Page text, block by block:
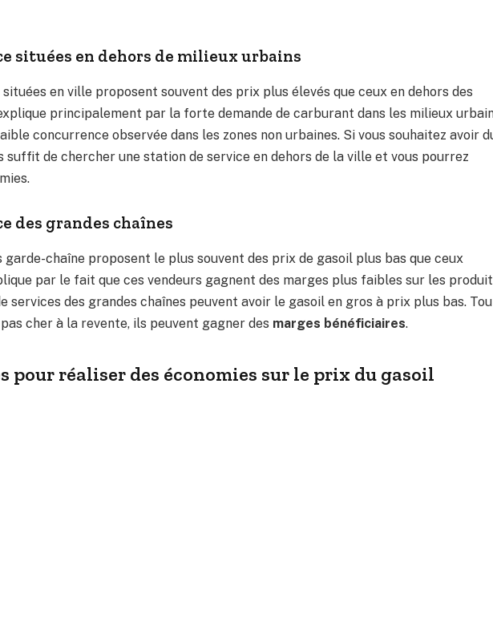
situées en dehors de milieux urbains
en ville proposent souvent des prix plus élevés que ceux en dehors des
principalement par la forte demande de carburant dans les milieux
concurrence observée dans les zones non urbaines. Si vous souhaitez avoir
suffit de chercher une station de service en dehors de la ville et vous pourrez
des grandes chaînes
chaîne proposent le plus souvent des prix de gasoil plus bas que ceux
par le fait que ces vendeurs gagnent des marges plus faibles sur les
services des grandes chaînes peuvent avoir le gasoil en gros à prix plus bas.
cher à la revente, ils peuvent gagner des marges bénéficiaires.
pour réaliser des économies sur le prix du gasoil